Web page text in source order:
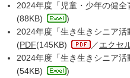
2024年度「児童・少年の健
(88KB)
)
2024年度「生き生きシニア
(PDF(145KB) ／エクセ
2024年度「生き生きシニア
(54KB)
)